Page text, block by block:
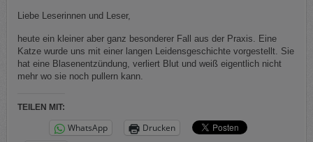
Liebe Leserinnen und Leser,
heute ein kleiner aber ganz besonderer Fall aus der Praxis. Eine
Katze wurde uns mit einer langen Leidensgeschichte vorgestellt. Sie
hat eine Blasenentzündung, verliert Blut und weiß eigentlich nicht
mehr wo sie noch pullern kann.
TEILEN MIT:
WhatsApp
Drucken